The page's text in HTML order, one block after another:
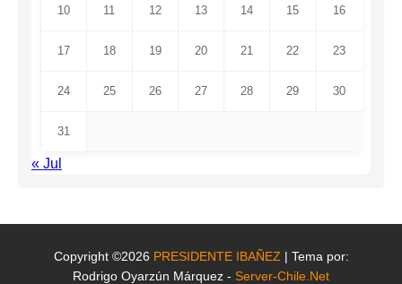
10 11 12 13 14 15 16
17 18 19 20 21 22 23
24 25 26 27 28 29 30
31
« Jul
Copyright ©2026 PRESIDENTE IBAÑEZ | Tema por:
Rodrigo Oyarzún Márquez - Server-Chile.Net